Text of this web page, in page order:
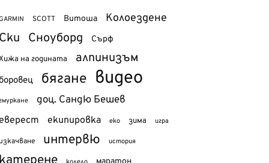
SCOTT Витоша Колоездене
Сноуборд Сърф
на годината алпинизъм
бягане видео
доц. Сандю Бешев
екипировка еко зима игра
интервю история